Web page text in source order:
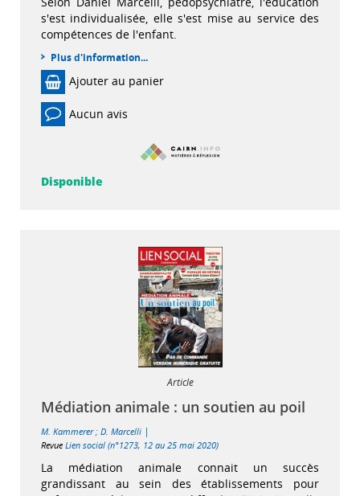
s'est individualisée, elle s'est mise au service des
compétences de l'enfant.
Plus d'information...
Ajouter au panier
Aucun avis
Disponible
Article
Médiation animale : un soutien au poil
M. Kammerer; D. Marcelli |
Revue Lien social (n°1273, 12 au 25 mai 2020)
La médiation animale connait un succès
grandissant au sein des établissements pour